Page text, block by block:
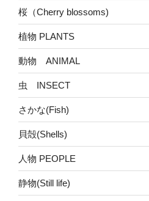
桜（Cherry blossoms)
植物 PLANTS
動物 ANIMAL
虫 INSECT
さかな(Fish)
貝殻(Shells)
人物 PEOPLE
静物(Still life)